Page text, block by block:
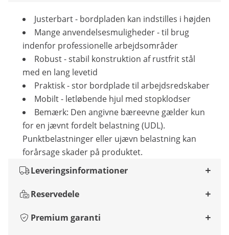
Justerbart - bordpladen kan indstilles i højden
Mange anvendelsesmuligheder - til brug
indenfor professionelle arbejdsområder
Robust - stabil konstruktion af rustfrit stål
med en lang levetid
Praktisk - stor bordplade til arbejdsredskaber
Mobilt - letløbende hjul med stopklodser
Bemærk: Den angivne bæreevne gælder kun
for en jævnt fordelt belastning (UDL).
Punktbelastninger eller ujævn belastning kan
forårsage skader på produktet.
Leveringsinformationer
Reservedele
Premium garanti